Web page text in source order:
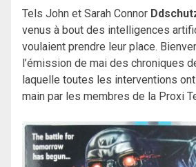
Tels John et Sarah Connor
venus à bout des intelligences
voulaient prendre leur place.
l’émission de mai des chroniques
laquelle toutes les interventions
main par les membres de la Proxi